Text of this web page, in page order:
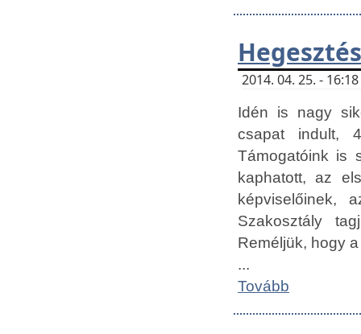
2014. 04. 25. -
Idén is nagy
csapat indult,
Támogatóink is
kaphatott, az
képviselőinek,
Szakosztály
Reméljük, hogy
...
Tovább